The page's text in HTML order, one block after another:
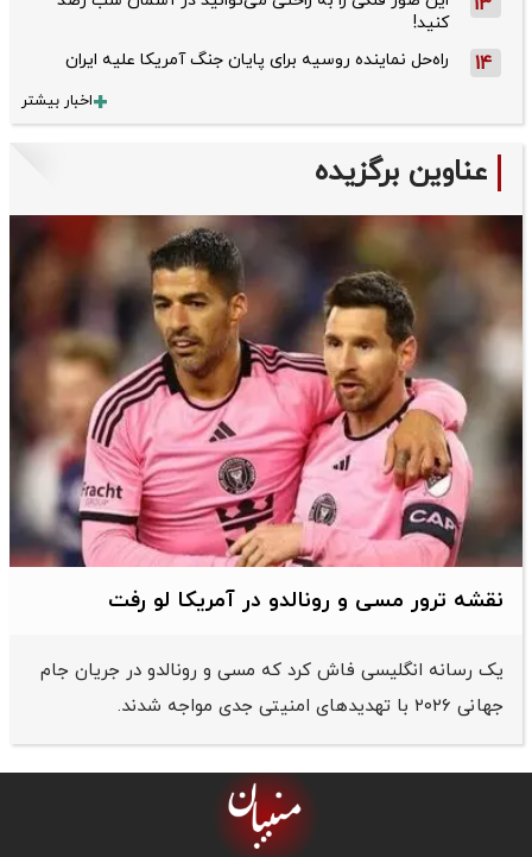
13
کنید!
14 راه‌حل نماینده روسیه برای پایان جنگ آمریکا علیه ایران
اخبار بیشتر
عناوین برگزیده
نقشه ترور مسی و رونالدو در آمریکا لو رفت
یک رسانه انگلیسی فاش کرد که مسی و رونالدو در جریان جام
جهانی ۲۰۲۶ با تهدیدهای امنیتی جدی مواجه شدند.